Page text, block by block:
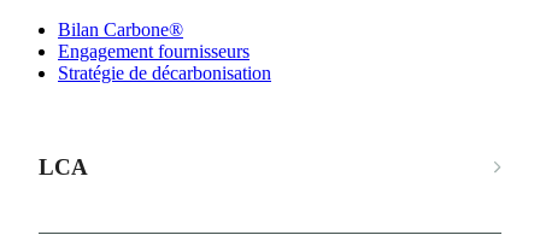
Bilan Carbone®
Engagement fournisseurs
Stratégie de décarbonisation
LCA